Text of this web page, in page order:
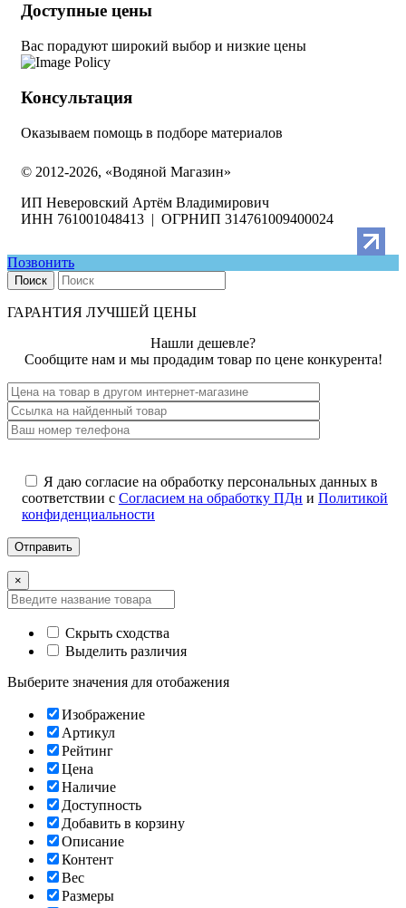
Доступные цены
Вас порадуют широкий выбор и низкие цены
Консультация
Оказываем помощь в подборе материалов
© 2012-2026, «Водяной Магазин»
ИП Неверовский Артём Владимирович
ИНН 761001048413 | ОГРНИП 314761009400024
Позвонить
Поиск
ГАРАНТИЯ ЛУЧШЕЙ ЦЕНЫ
Нашли дешевле?
Сообщите нам и мы продадим товар по цене конкурента!
Я даю согласие на обработку персональных данных в
соответствии с Согласием на обработку ПДн и Политикой
конфиденциальности
×
Скрыть сходства
Выделить различия
Выберите значения для отобажения
Изображение
Артикул
Рейтинг
Цена
Наличие
Доступность
Добавить в корзину
Описание
Контент
Вес
Размеры